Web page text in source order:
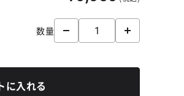
数量
に入れる